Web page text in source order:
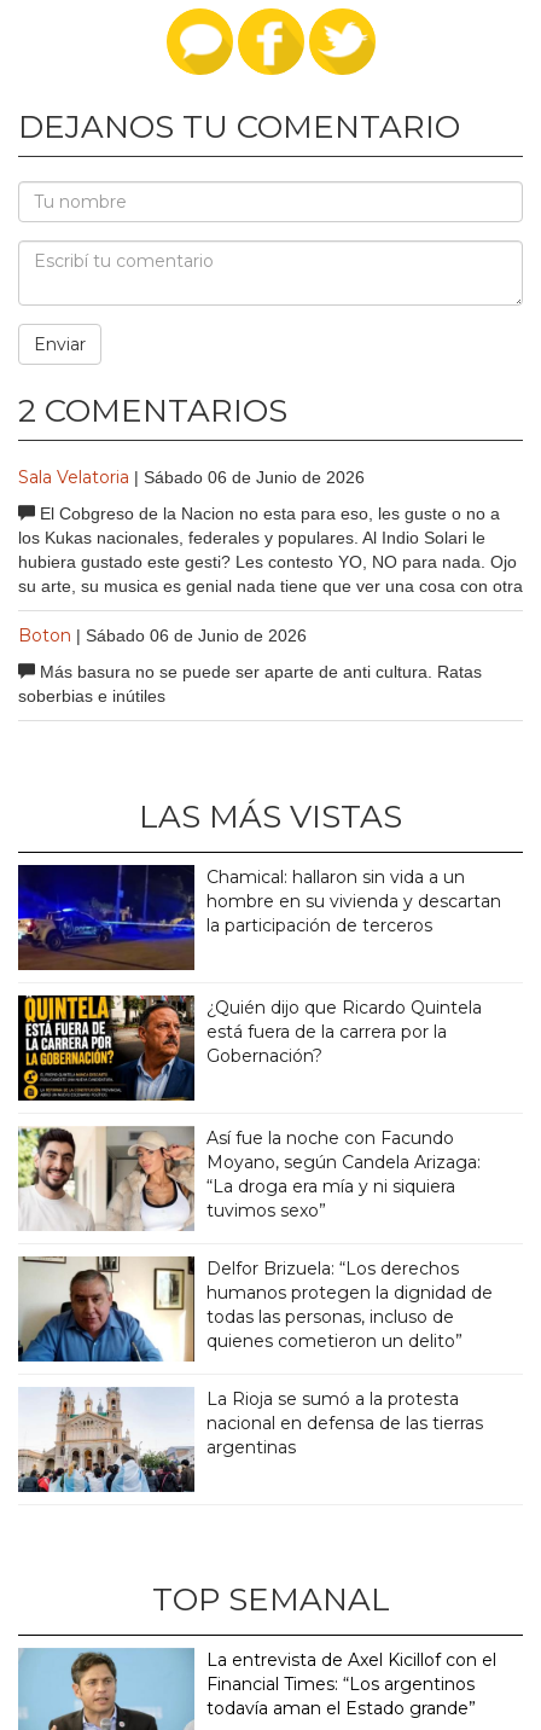
DEJANOS TU COMENTARIO
2 COMENTARIOS
Sala Velatoria | Sábado 06 de Junio de 2026
El Cobgreso de la Nacion no esta para eso, les guste o no a
los Kukas nacionales, federales y populares. Al Indio Solari le
hubiera gustado este gesti? Les contesto YO, NO para nada. Ojo
su arte, su musica es genial nada tiene que ver una cosa con otra
Boton | Sábado 06 de Junio de 2026
Más basura no se puede ser aparte de anti cultura. Ratas
soberbias e inútiles
LAS MÁS VISTAS
Chamical: hallaron sin vida a un
hombre en su vivienda y descartan
la participación de terceros
¿Quién dijo que Ricardo Quintela
está fuera de la carrera por la
Gobernación?
Así fue la noche con Facundo
Moyano, según Candela Arizaga:
“La droga era mía y ni siquiera
tuvimos sexo”
Delfor Brizuela: “Los derechos
humanos protegen la dignidad de
todas las personas, incluso de
quienes cometieron un delito”
La Rioja se sumó a la protesta
nacional en defensa de las tierras
argentinas
TOP SEMANAL
La entrevista de Axel Kicillof con el
Financial Times: “Los argentinos
todavía aman el Estado grande”